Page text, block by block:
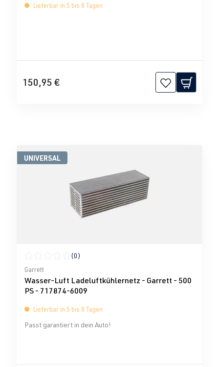
Lieferbar in 5 bis 8 Tagen
150,95 €
UNIVERSAL
Durchschnittliche Bewertung von 0 von 5 Sternen
(0)
Garrett
Wasser-Luft Ladeluftkühlernetz - Garrett - 500
PS - 717874-6009
Lieferbar in 5 bis 8 Tagen
Passt garantiert in dein Auto!